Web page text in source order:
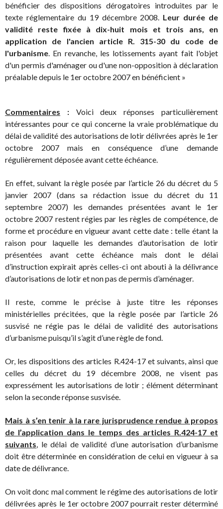
bénéficier des dispositions dérogatoires introduites par le
texte réglementaire du 19 décembre 2008. Leur durée de
validité reste fixée à dix-huit mois et trois ans, en
application de l'ancien article R. 315-30 du code de
l'urbanisme. En revanche, les lotissements ayant fait l'objet
d'un permis d'aménager ou d'une non-opposition à déclaration
préalable depuis le 1er octobre 2007 en bénéficient »
Commentaires :Voici deux réponses particulièrement
intéressantes pour ce qui concerne la vraie problématique du
délai de validité des autorisations de lotir délivrées après le 1er
octobre 2007 mais en conséquence d’une demande
régulièrement déposée avant cette échéance.
En effet, suivant la règle posée par l’article 26 du décret du 5
janvier 2007 (dans sa rédaction issue du décret du 11
septembre 2007) les demandes présentées avant le 1er
octobre 2007 restent régies par les règles de compétence, de
forme et procédure en vigueur avant cette date : telle étant la
raison pour laquelle les demandes d’autorisation de lotir
présentées avant cette échéance mais dont le délai
d’instruction expirait après celles-ci ont abouti à la délivrance
d’autorisations de lotir et non pas de permis d’aménager.
Il reste, comme le précise à juste titre les réponses
ministérielles précitées, que la règle posée par l’article 26
susvisé ne régie pas le délai de validité des autorisations
d’urbanisme puisqu’il s’agit d’une règle de fond.
Or, les dispositions des articles R.424-17 et suivants, ainsi que
celles du décret du 19 décembre 2008, ne visent pas
expressément les autorisations de lotir ; élément déterminant
selon la seconde réponse susvisée.
Mais à s’en tenir à la rare jurisprudence rendue à propos
de l’application dans le temps des articles R.424-17 et
suivants, le délai de validité d’une autorisation d’urbanisme
doit être déterminée en considération de celui en vigueur à sa
date de délivrance.
On voit donc mal comment le régime des autorisations de lotir
délivrées après le 1er octobre 2007 pourrait rester déterminé